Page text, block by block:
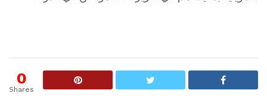
0
Shares